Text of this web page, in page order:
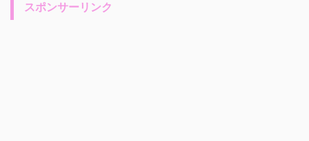
スポンサーリンク